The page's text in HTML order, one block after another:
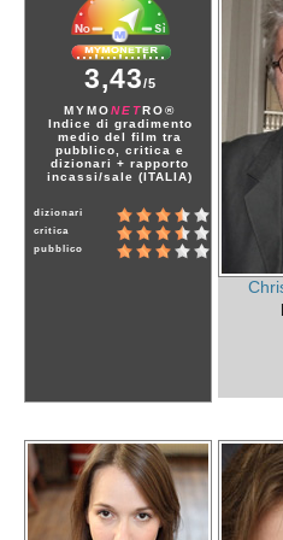
3,43/5
MYMONETRO®
Indice di gradimento
medio del film tra
pubblico, critica e
dizionari + rapporto
incassi/sale (ITALIA)
dizionari
critica
pubblico